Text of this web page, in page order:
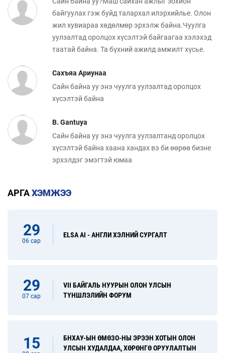
байгуулах гэж буйд талархал илэрхийлье. Олон
жил хувиараа хөдөлмөр эрхэлж байна.Чуулга
уулзалтад оролцох хүсэлтэй байгаагаа хэлэхэд
таатай байна. Та бүхний ажилд амжилт хүсье.
Сахъяа Ариунаа
Сайн байна уу энэ чуулга уулзалтад оролцох
хүсэлтэй байна
B. Gantuya
Сайн байна уу энэ чуулга уулзалтанд оролцох
хүсэлтэй байна хаана хандах вэ би өөрөө бизне
эрхэлдэг эмэгтэй юмаа
АРГАХЭМЖЭЭ
29
06 сар
ELSA AI - АНГЛИ ХЭЛНИЙ СУРГАЛТ
29
07 сар
VII БАЙГАЛЬ НУУРЫН ОЛОН УЛСЫН
ТҮНШЛЭЛИЙН ФОРУМ
15
БНХАУ-ЫН ӨМӨЗО-НЫ ЭРЭЭН ХОТЫН ОЛОН
УЛСЫН ХУДАЛДАА, ХӨРӨНГӨ ОРУУЛАЛТЫН